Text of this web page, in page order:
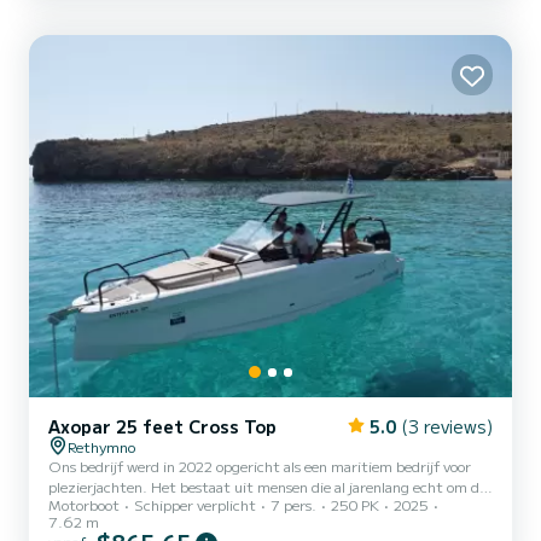
Axopar 25 feet Cross Top 5.0 (3 reviews)
Rethymno
Ons bedrijf werd in 2022 opgericht als een maritiem bedrijf voor
plezierjachten. Het bestaat uit mensen die al jarenlang echt om de
Kretenzische zeeën geven en die ook bekend zijn met hun
schoonheid en hun geheimen. Inbegrepen: - bestaat uit een
Motorboot Schipper verplicht 7 pers. 250 PK
2025
7.62 m